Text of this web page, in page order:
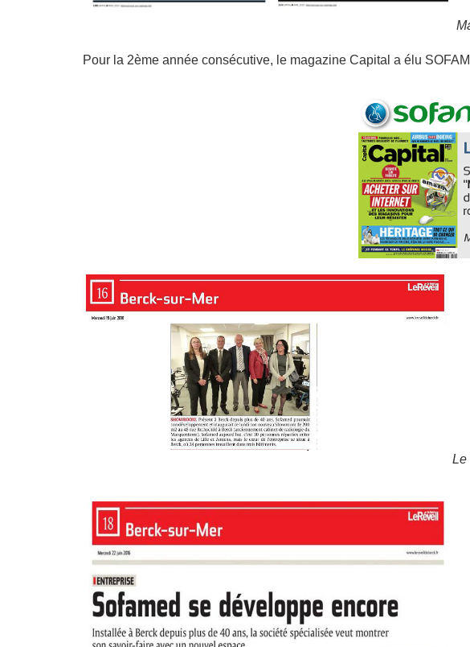
Pour la 2ème année consécutive, le magazine Capital a élu
Le